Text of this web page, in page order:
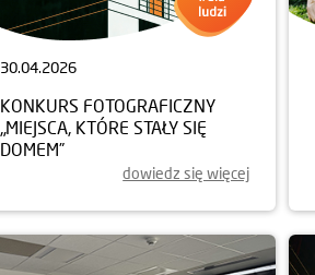
30.04.2026
KONKURS FOTOGRAFICZNY
„MIEJSCA, KTÓRE STAŁY SIĘ
DOMEM”
dowiedz się więcej